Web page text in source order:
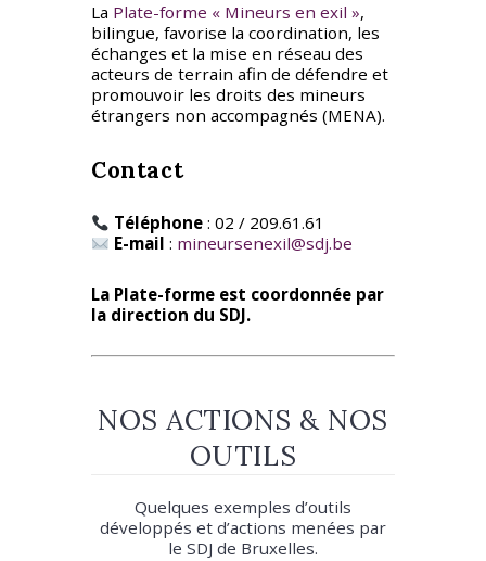
La Plate-forme « Mineurs en exil »,
bilingue, favorise la coordination, les
échanges et la mise en réseau des
acteurs de terrain afin de défendre et
promouvoir les droits des mineurs
étrangers non accompagnés (MENA).
Contact
Téléphone : 02 / 209.61.61
E-mail : mineursenexil@sdj.be
La Plate-forme est coordonnée par
la direction du SDJ.
NOS ACTIONS & NOS
OUTILS
Quelques exemples d’outils
développés et d’actions menées par
le SDJ de Bruxelles.